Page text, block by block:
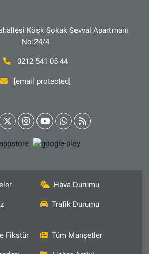
Köşk Sokak Şevval Apartmanı
No:24/4
0212 541 05 44
[email protected]
Hava Durumu
Trafik Durumu
Fikstür Tüm Manşetler